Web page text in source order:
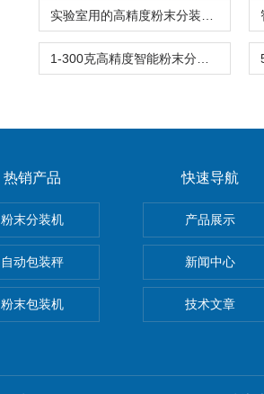
热销产品
粉末分装机
自动包装秤
粉末包装机
快速导航
产品展示
新闻中心
技术文章